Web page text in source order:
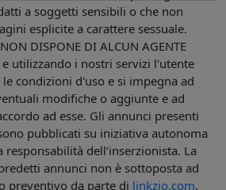
a soggetti sensibili o che non
esplicite a carattere sessuale.
DISPONE DI ALCUN AGENTE
utilizzando i nostri servizi l'utente
condizioni d'uso e si impegna ad
modifiche o aggiunte e ad
ad esse. Gli annunci presenti
pubblicati su iniziativa autonoma
responsabilità dell’inserzionista. La
annunci non è sottoposta ad
preventivo da parte di linkzio.com.